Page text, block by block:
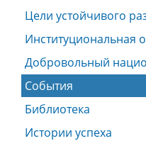
Цели устойчивого
Институциональная
Добровольный
События
Библиотека
Истории успеха